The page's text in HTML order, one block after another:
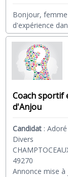
Bonjour, femme
d'expérience
Coach sportif
d'Anjou
Candidat :Adoré
Divers
49270
Annonce mise à